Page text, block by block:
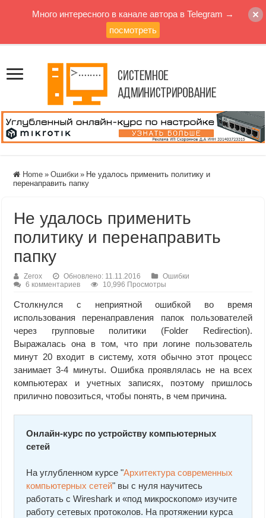
Home » Ошибки » Не удалось применить политику и
перенаправить папку
Не удалось применить
политику и перенаправить
папку
Zerox Обновлено: 11.11.2016
Ошибки
6 комментариев
10,996 Просмотры
Столкнулся с неприятной ошибкой во время
использования перенаправления папок пользователей
через групповые политики (Folder Redirection).
Выражалась она в том, что при логине пользователь
минут 20 входит в систему, хотя обычно этот процесс
занимает 3-4 минуты. Ошибка проявлялась не на всех
компьютерах и учетных записях, поэтому пришлось
прилично повозиться, чтобы понять, в чем причина.
Онлайн-курс по устройству компьютерных
сетей
На углубленном курсе "Архитектура современных
компьютерных сетей" вы с нуля научитесь
работать с Wireshark и «под микроскопом» изучите
работу сетевых протоколов. На протяжении курса
Много интересного в канале автора в Telegram →
посмотреть